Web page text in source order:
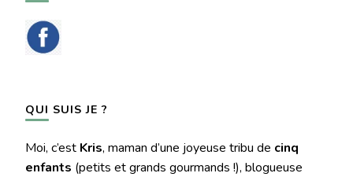
QUI SUIS JE ?
Moi, c’est Kris, maman d’une joyeuse tribu de cinq
enfants (petits et grands gourmands !), blogueuse